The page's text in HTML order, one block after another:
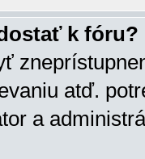
k fóru?
atď.
a